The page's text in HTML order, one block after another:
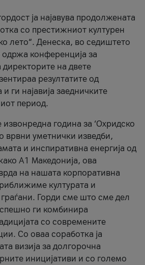
ја најавува продолжената
со престижниот културен
лето“. Денеска, во седиштето
одржа конференција за
директорите на двете
резултатите од
ги најавија заедничките
период.
година за ‘Охридско
врвни уметнички изведби,
и инспиративна енергија од
A1 Македонија, ова
на нашата корпоративна
културата и
Горди сме што сме дел
ги комбинира
со современите
Со оваа соработка ја
визија за долгорочна
иницијативи и со големо